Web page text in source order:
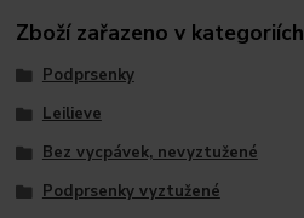
Zboží zařazeno v kategoriích
Podprsenky
Leilieve
Bez vycpávek, nevyztužené
Podprsenky vyztužené